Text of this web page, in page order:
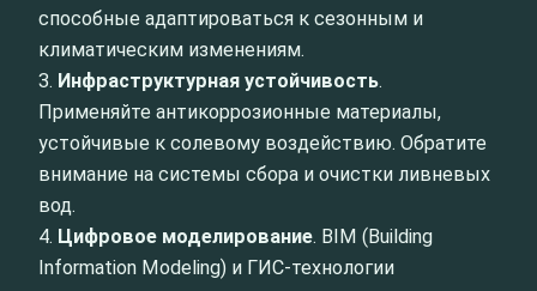
способные адаптироваться к сезонным и
климатическим изменениям.
3. Инфраструктурная устойчивость.
Применяйте антикоррозионные материалы,
устойчивые к солевому воздействию. Обратите
внимание на системы сбора и очистки ливневых
вод.
4. Цифровое моделирование. BIM (Building
Information Modeling) и ГИС-технологии